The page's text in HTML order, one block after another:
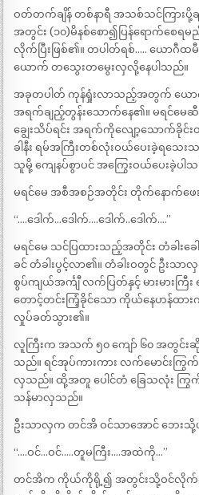
ဝတ်တက်ချိန် တစ်နာရီ အသစ်သင်ကြားပို့
အတွင်း (၁၀)မိနစ်စော၍ပြန်ရောက်စေ
လိုက်ပြီးဖြစ်၏။ တပါတ်ရစ်….. ယောဂီထ
ယောက် တသွေးတမွေးလှလို့နေပါသည်။
အခုတပါတ် ကုန်ရှုံးလာသည့်အတွက် ယေ
အရက်ချည့်တွန်းသောက်နေ၏။ မရင်မေဆီ
ချွေးသိပ်ရင်း အရက်ကိုလျော့သောက်ခိုင်
ခါနီး ရမ်အကြီးတစ်လုံးဝယ်ပေးခဲ့ရသ
သူမို့ ကျေနပ်စွာပင် အကြွေးဝယ်ပေးခဲ့ပါ
မရင်မေ အစီအစဉ်အတိုင်း တိုက်နောက်ဖေ
“….ဒေါက်…ဒေါက်….ဒေါက်..ဒေါက်….”
မရင်မေ သင်ပြထားသည့်အတိုင်း တံခါး
ခင် တံခါးပွင့်လာ၏။ တံခါးဝတွင် ဦးသာ
စွပ်ကျယ်အင်္ကျီ လက်ပြတ်နှင့် မားမားက
တောင့်တင်းကြံ့ခိုင်သော ကိုယ်နေဟန်ထ
လှုပ်ခတ်သွား၏။
လူကြီးက အသက် ၅၀ ကျော် ၆၀ အတွင်း
သည်။ ရင်အုပ်ကားကား လက်မောင်းက
လှသည်။ ထို့အတူ ပေါင်တံ ခြေသလုံး ကြွ
သန်မာလှသည်။
ဦးသာလှက တင်အိ ဝင်သာအောင် ဘေးသို့
“….ဝင်…ဝင်…..တူမကြီး….အထဲကို…”
တင်အိက ကိုယ်ကိုရို့၍ အတွင်းသို့ဝင်လိုက်၏။